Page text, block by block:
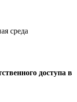
среда
доступа в